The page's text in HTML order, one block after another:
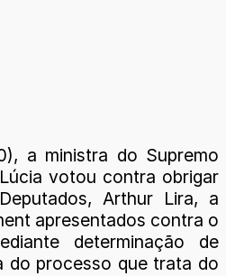
a ministra do Supremo
votou contra obrigar
Arthur Lira, a
apresentados contra o
determinação de
do processo que trata do